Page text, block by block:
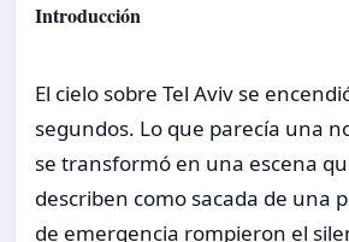
Introducción
El cielo sobre Tel Aviv se
segundos. Lo que parecía una
se transformó en una escena
describen como sacada de una
de emergencia rompieron el